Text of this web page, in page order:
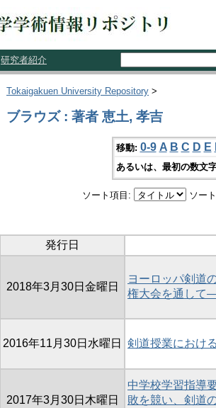
研究者紹介
Tokaigakuen University Repository >
ブラウズ : 著者 恵土, 孝吉
移動: 0-9 A B C D E
あるいは、最初の数文
ソート項目: ソー
発行日
2018年3月30日金曜日
ヨーロッパ剣道
権大会を通して
2016年11月30日水曜日 剣道授業におけ
2017年3月30日木曜日
中学校学習指導
敗を競い、剣道